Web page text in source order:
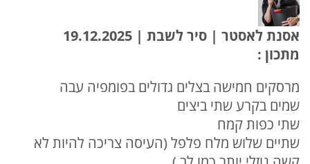
אסנת לאסטר | סיר לשבת | 19.12.2025
מתכון :
מרסקים חמישה בצלים גדולים בפומפיה עבה
שמים בקרע שתי ביצים
שתי כפות קמח
שתיים שלוש מלח פלפל (העיסה צריכה להיות לא